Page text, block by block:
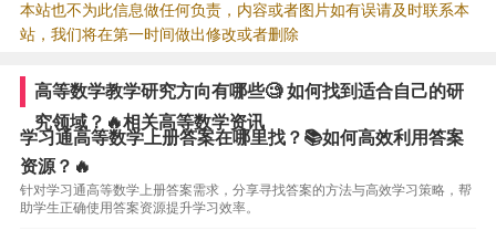
本站也不为此信息做任何负责，内容或者图片如有误请及时联系本
站，我们将在第一时间做出修改或者删除
高等数学教学研究方向有哪些🧐 如何找到适合自己的研
究领域？🔥相关高等数学资讯
学习通高等数学上册答案在哪里找？📚如何高效利用答案
资源？🔥
针对学习通高等数学上册答案需求，分享寻找答案的方法与高效学习策略，帮
助学生正确使用答案资源提升学习效率。